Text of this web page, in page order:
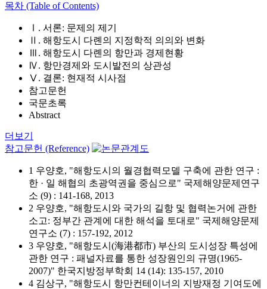
목차 (Table of Contents)
Ⅰ. 서론: 문제의 제기
Ⅱ. 해항도시 다롄의 지정학적 의의와 변화
Ⅲ. 해항도시 다롄의 항만과 경제현황
Ⅳ. 항만경제와 도시발전의 상관성
Ⅴ. 결론: 현재적 시사점
참고문헌
국문초록
Abstract
더보기
참고문헌 (Reference)
1 우양호, "해항도시의 월경협력모델 구축에 관한 연구 :
한 · 일 해협의 초광역권을 중심으로" 국제해양문제연구
소 (9) : 141-168, 2013
2 우양호, "해항도시와 국가의 길항 및 협력논거에 관한
소고: 정부간 관계에 대한 해석을 토대로" 국제해양문제
연구소 (7) : 157-192, 2012
3 우양호, "해항도시(海港都市) 부산의 도시성장 특성에
관한 연구 : 패널자료를 통한 성장원인의 규명(1965-
2007)" 한국지방정부학회 14 (14): 135-157, 2010
4 김상구, "해항도시 항만컨테이너의 지방재정 기여도에